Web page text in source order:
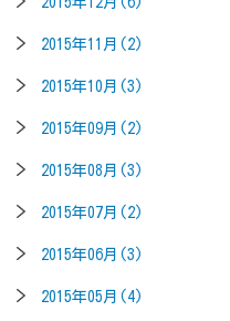
2015年11月(2)
2015年10月(3)
2015年09月(2)
2015年08月(3)
2015年07月(2)
2015年06月(3)
2015年05月(4)